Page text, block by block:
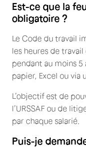
Est-ce que la
obligatoire ?
Le Code du travail
les heures de
pendant au moins
papier, Excel ou via
L’objectif est de
l’URSSAF ou de
par chaque salarié.
Puis-je